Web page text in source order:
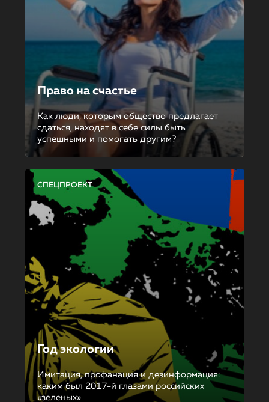
Право на счастье
Как люди, которым общество предлагает
сдаться, находят в себе силы быть
успешными и помогать другим?
СПЕЦПРОЕКТ
Год экологии
Имитация, профанация и дезинформация:
каким был 2017-й глазами российских
«зеленых»